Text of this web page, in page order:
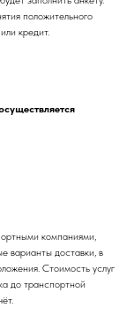
положительного
кредит.
компаниями,
варианты доставки, в
Стоимость услуг
до транспортной